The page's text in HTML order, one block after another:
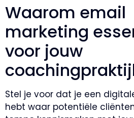
Waarom email
marketing
voor jouw
Stel je voor dat je een
hebt waar potentiële